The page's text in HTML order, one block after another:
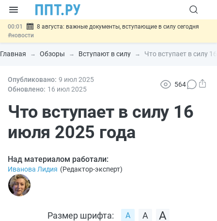
00:01
8 августа: важные документы, вступающие в силу сегодня
#новости
07.08 Подписан закон о блокировке продажи опасных товаров через
«Честный знак»#новости
07.08 Госпошлину за устранение ошибок в документах предлагают
отменить#новости
отношений
Главная Обзоры Вступают в силу Что вступает в силу
Опубликовано: 9 июл 2025
Обновлено: 16 июл 2025
564
Что вступает в силу 16
июля 2025 года
Над материалом работали:
Иванова Лидия (Редактор-эксперт)
Размер шрифта: